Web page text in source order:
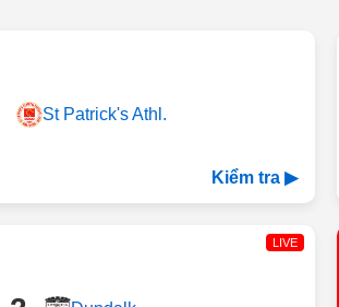
St Patrick's Athl.
Kiểm tra ▶
LIVE